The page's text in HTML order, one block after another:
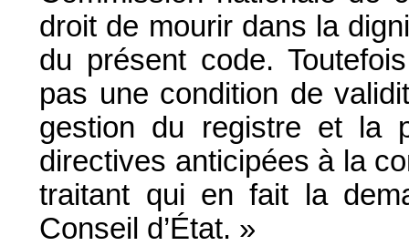
droit de mourir dans la
du présent code.
pas une condition de
gestion du registre et la
directives anticipées à la
traitant qui en fait la
Conseil d’État. »